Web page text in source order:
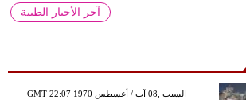
آخر الأخبار الطبية
GMT 22:07 1970 السبت ,08 آب / أغسطس